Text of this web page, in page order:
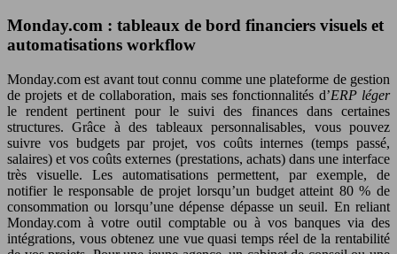
Monday.com : tableaux de bord financiers visuels et
automatisations workflow
Monday.com est avant tout connu comme une plateforme de gestion
de projets et de collaboration, mais ses fonctionnalités d’ERP léger
le rendent pertinent pour le suivi des finances dans certaines
structures. Grâce à des tableaux personnalisables, vous pouvez
suivre vos budgets par projet, vos coûts internes (temps passé,
salaires) et vos coûts externes (prestations, achats) dans une interface
très visuelle. Les automatisations permettent, par exemple, de
notifier le responsable de projet lorsqu’un budget atteint 80 % de
consommation ou lorsqu’une dépense dépasse un seuil. En reliant
Monday.com à votre outil comptable ou à vos banques via des
intégrations, vous obtenez une vue quasi temps réel de la rentabilité